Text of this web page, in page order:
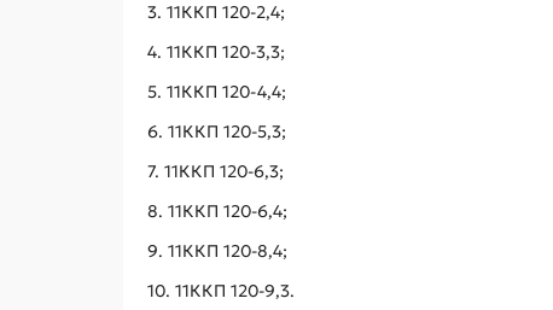
3. 11ККП 120-2,4;
4. 11ККП 120-3,3;
5. 11ККП 120-4,4;
6. 11ККП 120-5,3;
7. 11ККП 120-6,3;
8. 11ККП 120-6,4;
9. 11ККП 120-8,4;
10. 11ККП 120-9,3.